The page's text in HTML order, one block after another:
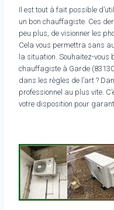
Il est tout à fait possible
un bon chauffagiste. Ces
peu plus, de visionner les
Cela vous permettra sans
la situation. Souhaitez-vous
chauffagiste à Garde
dans les règles de l’art ?
professionnel au plus vite.
votre disposition pour